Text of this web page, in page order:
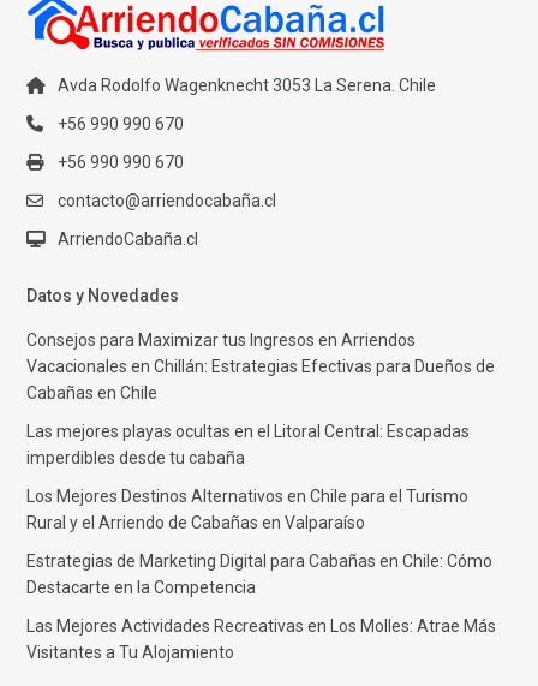
Avda Rodolfo Wagenknecht 3053 La Serena. Chile
+56 990 990 670
+56 990 990 670
contacto@arriendocabaña.cl
ArriendoCabaña.cl
Datos y Novedades
Consejos para Maximizar tus Ingresos en Arriendos
Vacacionales en Chillán: Estrategias Efectivas para Dueños de
Cabañas en Chile
Las mejores playas ocultas en el Litoral Central: Escapadas
imperdibles desde tu cabaña
Los Mejores Destinos Alternativos en Chile para el Turismo
Rural y el Arriendo de Cabañas en Valparaíso
Estrategias de Marketing Digital para Cabañas en Chile: Cómo
Destacarte en la Competencia
Las Mejores Actividades Recreativas en Los Molles: Atrae Más
Visitantes a Tu Alojamiento